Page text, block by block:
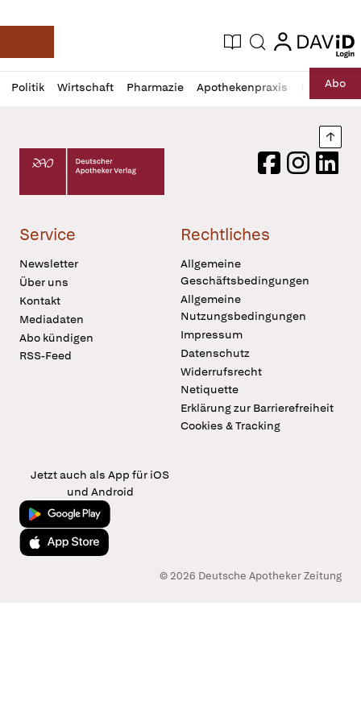
Deutsche Apotheker Zeitung
Aktuelle Ausgabe
Suche login
login
Politik Wirtschaft Pharmazie Apothekenpraxis RechtAbo
Profil
öffnen
Daz
Pur
Deutscher Apotheker Verlag Logo
FacebookInstagram
Service
Newsletter
Über uns
Kontakt
Mediadaten
Abo kündigen
RSS-Feed
Rechtliches
Allgemeine
Geschäftsbedingungen
Allgemeine
Nutzungsbedingungen
Impressum
Datenschutz
Widerrufsrecht
Netiquette
Erklärung zur Barrierefreiheit
Cookies & Tracking
Jetzt auch als App für iOS
und Android
Jetzt bei Google Play
Laden im App Store
© 2026 Deutsche Apotheker Zeitung